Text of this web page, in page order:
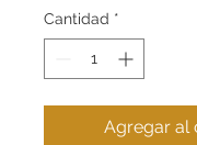
Cantidad *
Agregar al